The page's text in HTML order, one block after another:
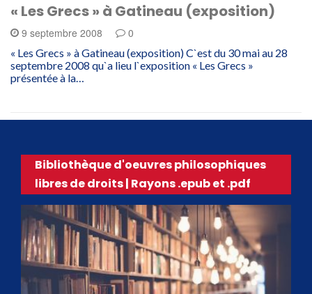
« Les Grecs » à Gatineau (exposition)
9 septembre 2008 0
« Les Grecs » à Gatineau (exposition) C`est du 30 mai au 28
septembre 2008 qu`a lieu l`exposition « Les Grecs »
présentée à la…
Bibliothèque d'oeuvres philosophiques
libres de droits | Rayons .epub et .pdf